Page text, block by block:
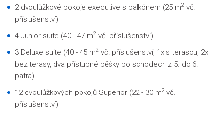
2 dvoulůžkové pokoje executive s balkónem (25 m2 vč.
příslušenství)
4 Junior suite (40 - 47 m2 vč. příslušenství)
3 Deluxe suite (40 - 45 m2 vč. příslušenství, 1x s terasou, 2x
bez terasy, dva přístupné pěšky po schodech z 5. do 6.
patra)
12 dvoulůžkových pokojů Superior (22 - 30 m2 vč.
příslušenství)